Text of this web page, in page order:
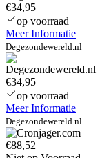
€34,95
op voorraad
Meer Informatie
Degezondewereld.nl
€34,95
op voorraad
Meer Informatie
Degezondewereld.nl
€88,52